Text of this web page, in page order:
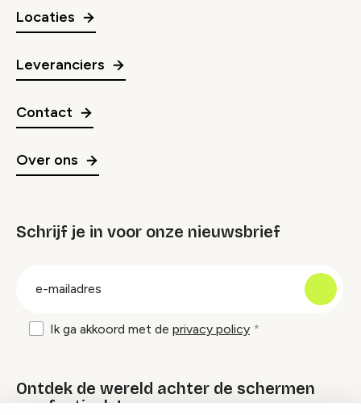
Locaties
Leveranciers
Contact
Over ons
Schrijf je in voor onze nieuwsbrief
Ik ga akkoord met de privacy policy
Ontdek de wereld achter de schermen
van festivals!